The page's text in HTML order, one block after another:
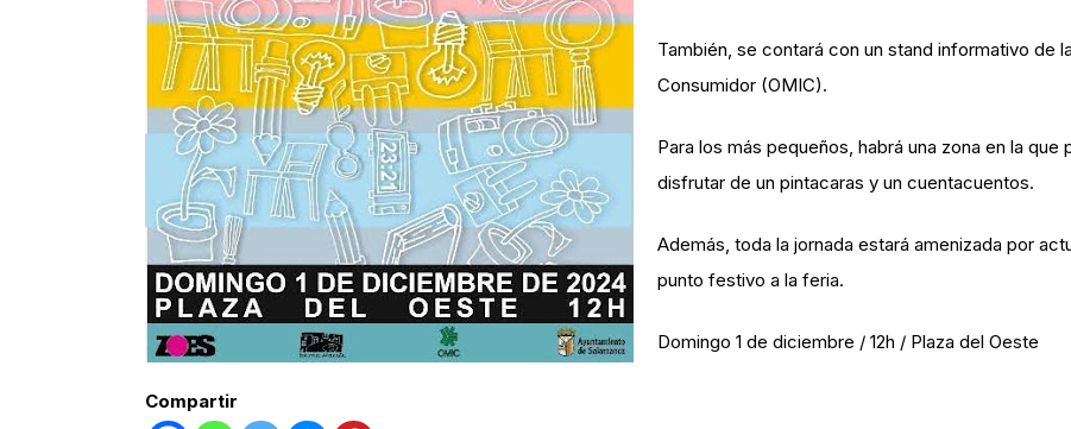
También, se contará con un stand informativo de
Consumidor (OMIC).
Para los más pequeños, habrá una zona en la que
disfrutar de un pintacaras y un cuentacuentos.
Además, toda la jornada estará amenizada por
punto festivo a la feria.
Domingo 1 de diciembre / 12h / Plaza del Oeste
Compartir